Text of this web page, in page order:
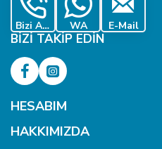
Bizi Ara WA E-Mail
BIZI TAKIP EDIN
HESABIM
HAKKIMIZDA